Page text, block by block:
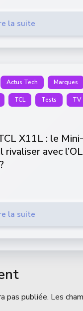
la suite
Actus Tech Marques
TCL Tests TV
X11L : le Mini-
avec
la suite
pas publiée. Les